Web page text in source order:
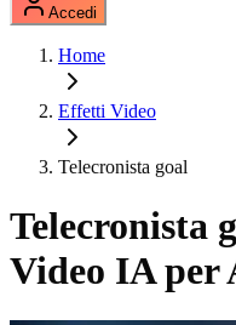
Accedi
Home
Effetti Video
Telecronista goal
Telecronista
Video IA per